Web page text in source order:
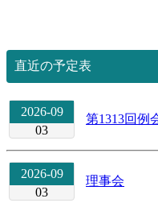
直近の予定表
2026-09
03
第1313回例
2026-09
03
理事会